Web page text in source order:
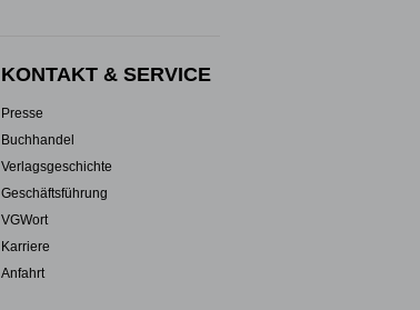
KONTAKT & SERVICE
Presse
Buchhandel
Verlagsgeschichte
Geschäftsführung
VGWort
Karriere
Anfahrt